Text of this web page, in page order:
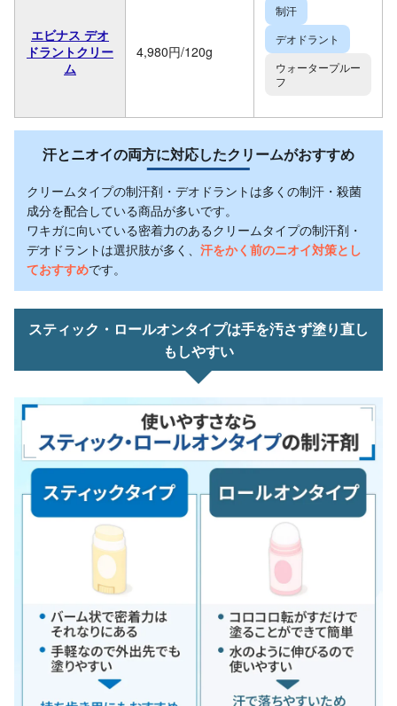
エビナス デオ
ドラントクリー
ム
4,980円/120g
制汗
デオドラント
ウォータープルー
フ
汗とニオイの両方に対応したクリームがおすすめ
クリームタイプの制汗剤・デオドラントは多くの制汗・殺菌
成分を配合している商品が多いです。
ワキガに向いている密着力のあるクリームタイプの制汗剤・
デオドラントは選択肢が多く、 汗をかく前のニオイ対策とし
ておすすめです。
スティック・ロールオンタイプは手を汚さず塗り直し
もしやすい